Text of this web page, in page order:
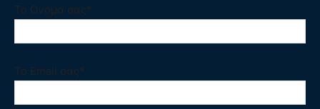
Το Ονομα σας*
Το Email σας*